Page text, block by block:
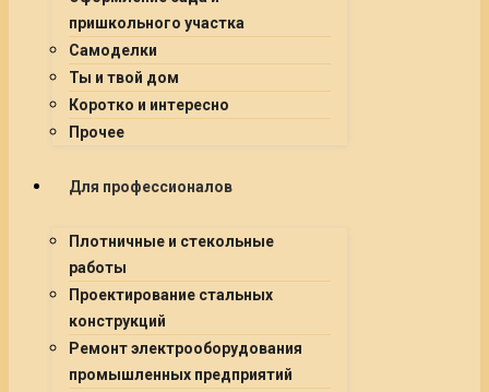
пришкольного участка
Самоделки
Ты и твой дом
Коротко и интересно
Прочее
Для профессионалов
Плотничные и стекольные
работы
Проектирование стальных
конструкций
Ремонт электрооборудования
промышленных предприятий